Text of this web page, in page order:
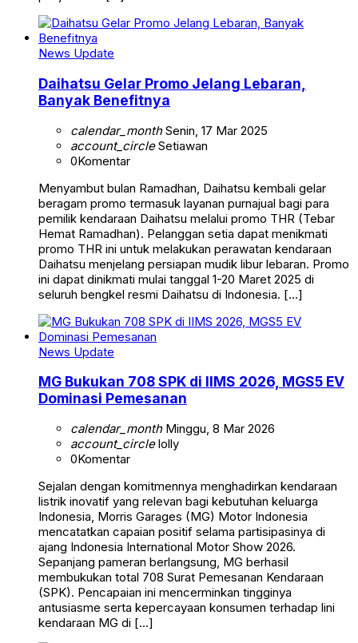
News Update
Daihatsu Gelar Promo Jelang Lebaran,
Banyak Benefitnya
calendar_monthSenin, 17 Mar 2025
account_circleSetiawan
0Komentar
Menyambut bulan Ramadhan, Daihatsu kembali gelar
beragam promo termasuk layanan purnajual bagi para
pemilik kendaraan Daihatsu melalui promo THR (Tebar
Hemat Ramadhan). Pelanggan setia dapat menikmati
promo THR ini untuk melakukan perawatan kendaraan
Daihatsu menjelang persiapan mudik libur lebaran. Promo
ini dapat dinikmati mulai tanggal 1-20 Maret 2025 di
seluruh bengkel resmi Daihatsu di Indonesia. […]
News Update
MG Bukukan 708 SPK di IIMS 2026, MGS5 EV
Dominasi Pemesanan
calendar_monthMinggu, 8 Mar 2026
account_circlelolly
0Komentar
Sejalan dengan komitmennya menghadirkan kendaraan
listrik inovatif yang relevan bagi kebutuhan keluarga
Indonesia, Morris Garages (MG) Motor Indonesia
mencatatkan capaian positif selama partisipasinya di
ajang Indonesia International Motor Show 2026.
Sepanjang pameran berlangsung, MG berhasil
membukukan total 708 Surat Pemesanan Kendaraan
(SPK). Pencapaian ini mencerminkan tingginya
antusiasme serta kepercayaan konsumen terhadap lini
kendaraan MG di […]